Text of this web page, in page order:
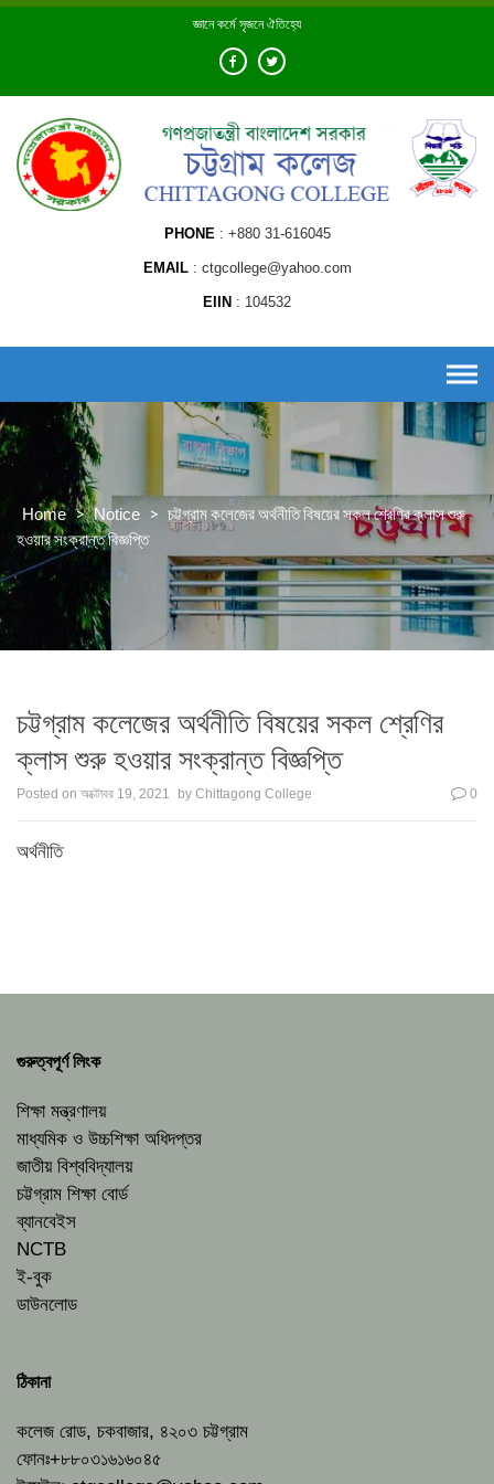
Skip
জ্ঞানে কর্মে সৃজনে ঐতিহ্যে
PHONE +880 31-616045
EMAIL ctgcollege@yahoo.com
EIIN 104532
Home > Notice > চট্টগ্রাম কলেজের অর্থনীতি বিষয়ের সকল শ্রেণির ক্লাস শুরু
হওয়ার সংক্রান্ত বিজ্ঞপ্তি
চট্টগ্রাম কলেজের অর্থনীতি বিষয়ের সকল শ্রেণির
ক্লাস শুরু হওয়ার সংক্রান্ত বিজ্ঞপ্তি
Posted on অক্টোবর 19, 2021 by Chittagong College 0
অর্থনীতি
গুরুত্বপূর্ণ লিংক
শিক্ষা মন্ত্রণালয়
মাধ্যমিক ও উচ্চশিক্ষা অধিদপ্তর
জাতীয় বিশ্ববিদ্যালয়
চট্টগ্রাম শিক্ষা বোর্ড
ব্যানবেইস
NCTB
ই-বুক
ডাউনলোড
ঠিকানা
কলেজ রোড, চকবাজার, ৪২০৩ চট্টগ্রাম
ফোনঃ+৮৮০৩১৬১৬০৪৫